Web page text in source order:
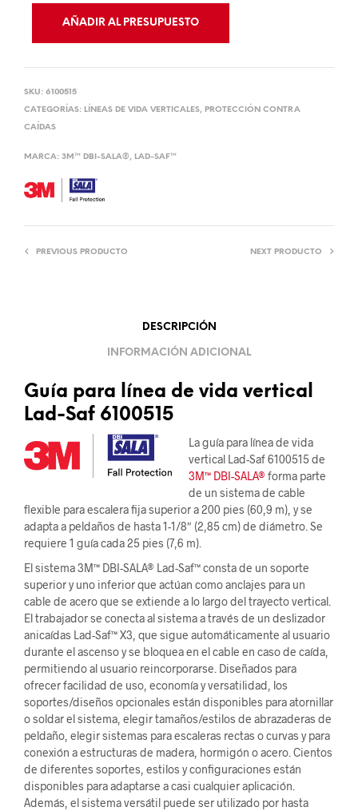
AÑADIR AL PRESUPUESTO
SKU: 6100515
CATEGORÍAS: LÍNEAS DE VIDA VERTICALES, PROTECCIÓN CONTRA
CAÍDAS
MARCA: 3M™ DBI-SALA®, LAD-SAF™
PREVIOUS PRODUCTO NEXT PRODUCTO
DESCRIPCIÓN
INFORMACIÓN ADICIONAL
Guía para línea de vida vertical
Lad-Saf 6100515
La guía para línea de vida
vertical Lad-Saf 6100515 de
3M™ DBI-SALA® forma parte
de un sistema de cable
flexible para escalera fija superior a 200 pies (60,9 m), y se
adapta a peldaños de hasta 1-1/8″ (2,85 cm) de diámetro. Se
requiere 1 guía cada 25 pies (7,6 m).
El sistema 3M™ DBI-SALA® Lad-Saf™ consta de un soporte
superior y uno inferior que actúan como anclajes para un
cable de acero que se extiende a lo largo del trayecto vertical.
El trabajador se conecta al sistema a través de un deslizador
anicaídas Lad-Saf™ X3, que sigue automáticamente al usuario
durante el ascenso y se bloquea en el cable en caso de caída,
permitiendo al usuario reincorporarse. Diseñados para
ofrecer facilidad de uso, economía y versatilidad, los
soportes/diseños opcionales están disponibles para atornillar
o soldar el sistema, elegir tamaños/estilos de abrazaderas de
peldaño, elegir sistemas para escaleras rectas o curvas y para
conexión a estructuras de madera, hormigón o acero. Cientos
de diferentes soportes, estilos y configuraciones están
disponibles para adaptarse a casi cualquier aplicación.
Además, el sistema versátil puede ser utilizado por hasta